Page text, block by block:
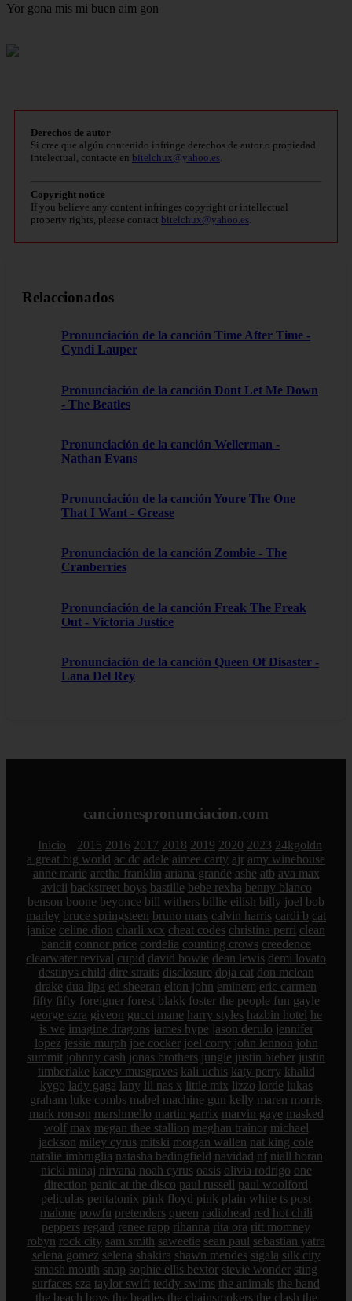
Yor gona mis mi buen aim gon
Derechos de autor
Si cree que algún contenido infringe derechos de autor o propiedad
intelectual, contacte en bitelchux@yahoo.es
Copyright notice
If you believe any content infringes copyright or intellectual
property rights, please contact bitelchux@yahoo.es
Relaccionados
Pronunciación de la canción Time After Time -
Cyndi Lauper
Pronunciación de la canción Dont Let Me Down
- The Beatles
Pronunciación de la canción Wellerman -
Nathan Evans
Pronunciación de la canción Youre The One
That I Want - Grease
Pronunciación de la canción Zombie - The
Cranberries
Pronunciación de la canción Freak The Freak
Out - Victoria Justice
Pronunciación de la canción Queen Of Disaster -
Lana Del Rey
cancionespronunciacion.com
Inicio 2015 2016 2017 2018 2019 2020 2023 24kgoldn
a great big world ac dc adele aimee carty ajr amy winehouse
anne marie aretha franklin ariana grande ashe atb ava max
avicii backstreet boys bastille bebe rexha benny blanco
benson boone beyonce bill withers billie eilish billy joel bob
marley bruce springsteen bruno mars calvin harris cardi b cat
janice celine dion charli xcx cheat codes christina perri clean
bandit connor price cordelia counting crows creedence
clearwater revival cupid david bowie dean lewis demi lovato
destinys child dire straits disclosure doja cat don mclean
drake dua lipa ed sheeran elton john eminem eric carmen
fifty fifty foreigner forest blakk foster the people fun gayle
george ezra giveon gucci mane harry styles hazbin hotel he
is we imagine dragons james hype jason derulo jennifer
lopez jessie murph joe cocker joel corry john lennon john
summit johnny cash jonas brothers jungle justin bieber justin
timberlake kacey musgraves kali uchis katy perry khalid
kygo lady gaga lany lil nas x little mix lizzo lorde lukas
graham luke combs mabel machine gun kelly maren morris
mark ronson marshmello martin garrix marvin gaye masked
wolf max megan thee stallion meghan trainor michael
jackson miley cyrus mitski morgan wallen nat king cole
natalie imbruglia natasha bedingfield navidad nf niall horan
nicki minaj nirvana noah cyrus oasis olivia rodrigo one
direction panic at the disco paul russell paul woolford
peliculas pentatonix pink floyd pink plain white ts post
malone powfu pretenders queen radiohead red hot chili
peppers regard renee rapp rihanna rita ora ritt momney
robyn rock city sam smith saweetie sean paul sebastian yatra
selena gomez selena shakira shawn mendes sigala silk city
smash mouth snap sophie ellis bextor stevie wonder sting
surfaces sza taylor swift teddy swims the animals the band
the beach boys the beatles the chainsmokers the clash the